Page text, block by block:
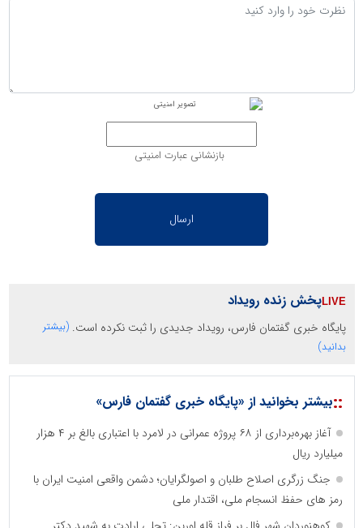
بازنشانی عبارت امنیتی
پخش زنده رویداد
پایگاه خبری گفتمان فارس، رویداد جدیدی را ثبت نکرده است. (بیشتر
بدانید)
::بیشتر بخوانید از «پایگاه خبری گفتمان فارس»
آغاز بهره‌برداری از ۶۸ پروژه عمرانی در لامرد با اعتباری بالغ بر ۴ هزار
میلیارد ریال
جنگ زرگری اصلاح طلبان و اصولگرایان؛ دشمن واقعی امنیت ایران با
رمز های حفظ انسجام ملی، اقتدار ملی